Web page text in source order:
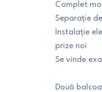
Complet
Separație
Instalație
prize noi
Se vinde
Două